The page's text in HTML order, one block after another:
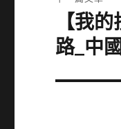
一
篇
文
【我
路_中